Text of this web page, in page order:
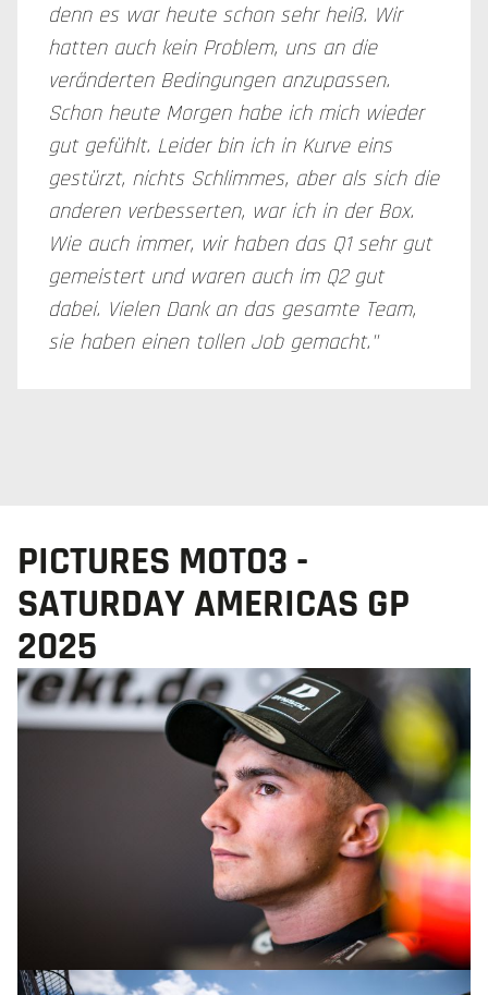
denn es war heute schon sehr heiß. Wir
hatten auch kein Problem, uns an die
veränderten Bedingungen anzupassen.
Schon heute Morgen habe ich mich wieder
gut gefühlt. Leider bin ich in Kurve eins
gestürzt, nichts Schlimmes, aber als sich die
anderen verbesserten, war ich in der Box.
Wie auch immer, wir haben das Q1 sehr gut
gemeistert und waren auch im Q2 gut
dabei. Vielen Dank an das gesamte Team,
sie haben einen tollen Job gemacht."
PICTURES MOTO3 -
SATURDAY AMERICAS GP
2025